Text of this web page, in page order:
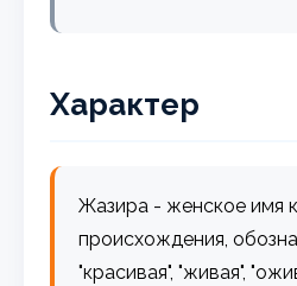
Характер
Жазира - женское имя
происхождения,
"красивая", "живая",